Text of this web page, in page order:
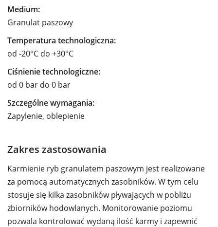
Medium:
Granulat paszowy
Temperatura technologiczna:
od -20°C do +30°C
Ciśnienie technologiczne:
od 0 bar do 0 bar
Szczególne wymagania:
Zapylenie, oblepienie
Zakres zastosowania
Karmienie ryb granulatem paszowym jest realizowane
za pomocą automatycznych zasobników. W tym celu
stosuje się kilka zasobników pływających w pobliżu
zbiorników hodowlanych. Monitorowanie poziomu
pozwala kontrolować wydaną ilość karmy i zapewnić